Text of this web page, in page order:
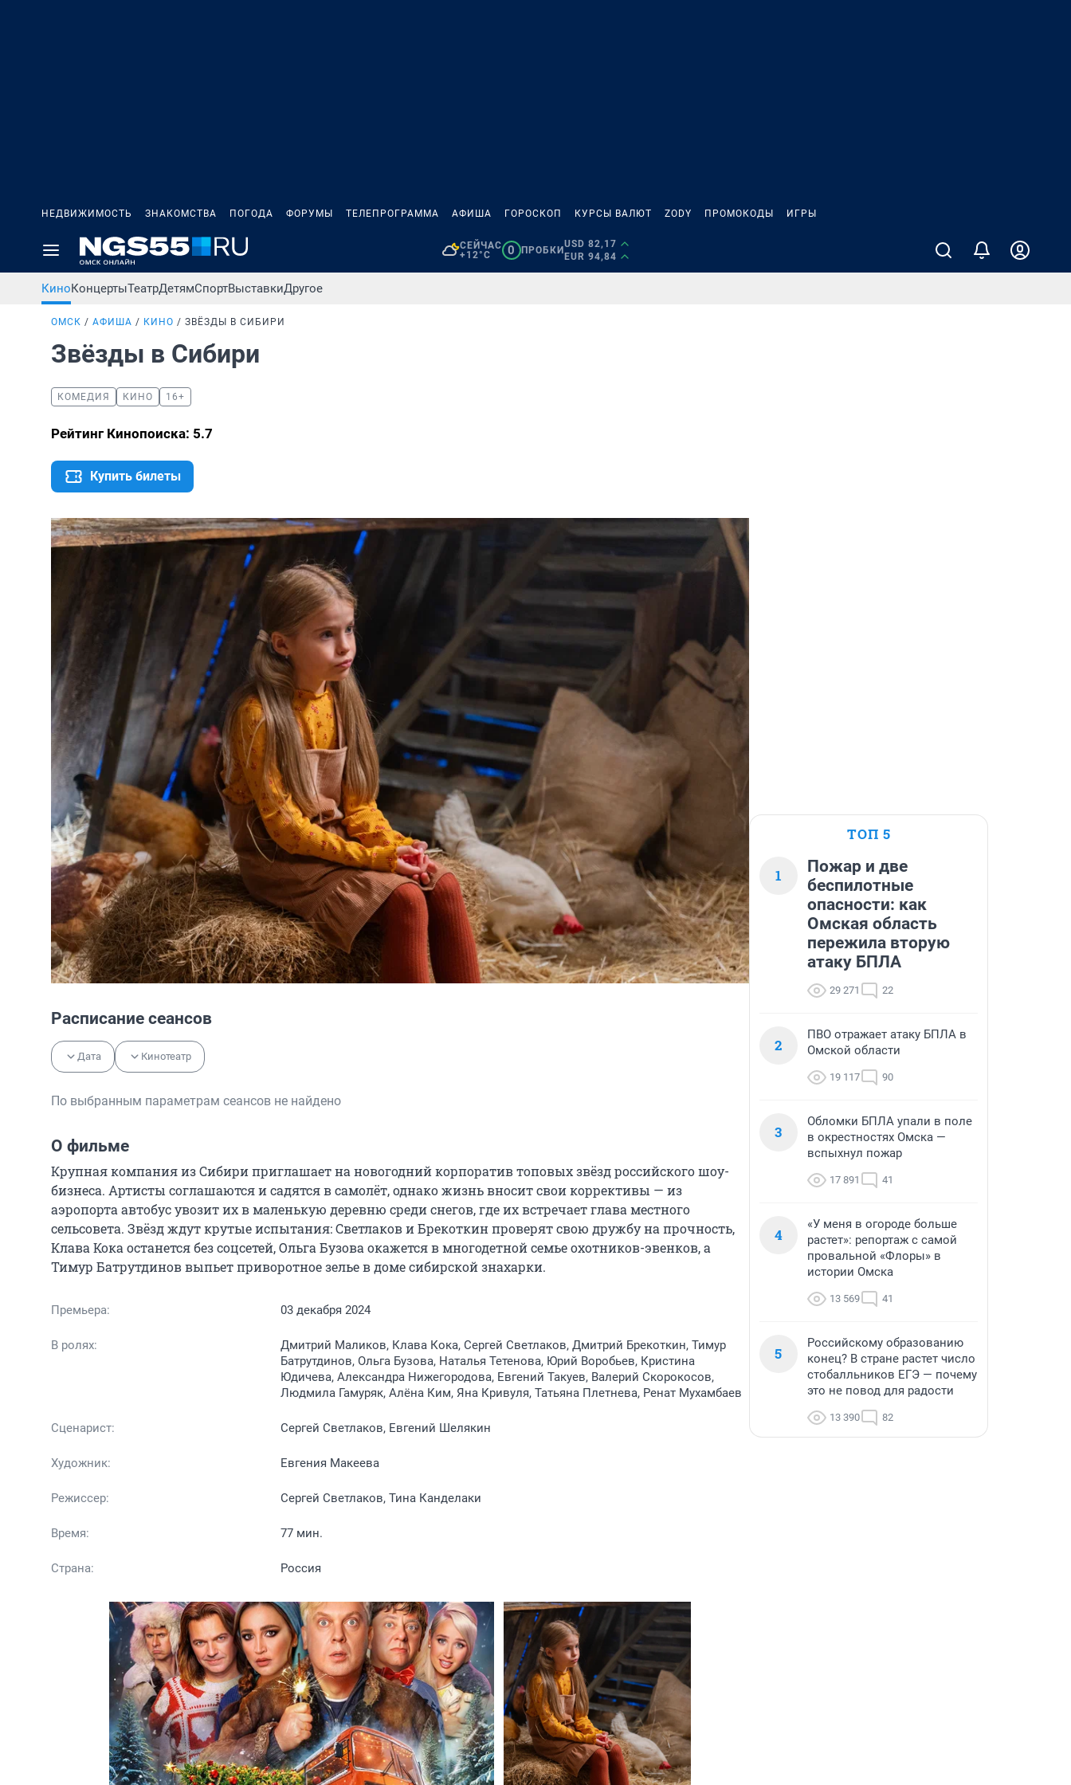
НЕДВИЖИМОСТЬ ЗНАКОМСТВА ПОГОДА ФОРУМЫ ТЕЛЕПРОГРАММА АФИША ГОРОСКОП КУРСЫ ВАЛЮТ ZODY ПРОМОКОДЫ ИГРЫ
СЕЙЧАС
+12°C
0 ПРОБКИ
USD 82,17
EUR 94,84
КиноКонцертыТеатрДетямСпортВыставкиДругое
ОМСК АФИША КИНО ЗВЁЗДЫ В СИБИРИ
Звёзды в Сибири
КОМЕДИЯ КИНО 16+
Рейтинг Кинопоиска: 5.7
Купить билеты
Расписание сеансов
Дата Кинотеатр
По выбранным параметрам сеансов не найдено
О фильме
Крупная компания из Сибири приглашает на новогодний корпоратив топовых звёзд российского шоу-
бизнеса. Артисты соглашаются и садятся в самолёт, однако жизнь вносит свои коррективы — из
аэропорта автобус увозит их в маленькую деревню среди снегов, где их встречает глава местного
сельсовета. Звёзд ждут крутые испытания: Светлаков и Брекоткин проверят свою дружбу на прочность,
Клава Кока останется без соцсетей, Ольга Бузова окажется в многодетной семье охотников-эвенков, а
Тимур Батрутдинов выпьет приворотное зелье в доме сибирской знахарки.
Премьера: 03 декабря 2024
В ролях:
Дмитрий Маликов, Клава Кока, Сергей Светлаков, Дмитрий Брекоткин, Тимур
Батрутдинов, Ольга Бузова, Наталья Тетенова, Юрий Воробьев, Кристина
Юдичева, Александра Нижегородова, Евгений Такуев, Валерий Скорокосов,
Людмила Гамуряк, Алёна Ким, Яна Кривуля, Татьяна Плетнева, Ренат Мухамбаев
Сценарист: Сергей Светлаков, Евгений Шелякин
Художник: Евгения Макеева
Режиссер: Сергей Светлаков, Тина Канделаки
Время: 77 мин.
Страна: Россия
ТОП 5
1
Пожар и две
беспилотные
опасности: как
Омская область
пережила вторую
атаку БПЛА
29 271 22
2
ПВО отражает атаку БПЛА в
Омской области
19 117 90
3
Обломки БПЛА упали в поле
в окрестностях Омска —
вспыхнул пожар
17 891 41
4
«У меня в огороде больше
растет»: репортаж с самой
провальной «Флоры» в
истории Омска
13 569 41
5
Российскому образованию
конец? В стране растет число
стобалльников ЕГЭ — почему
это не повод для радости
13 390 82